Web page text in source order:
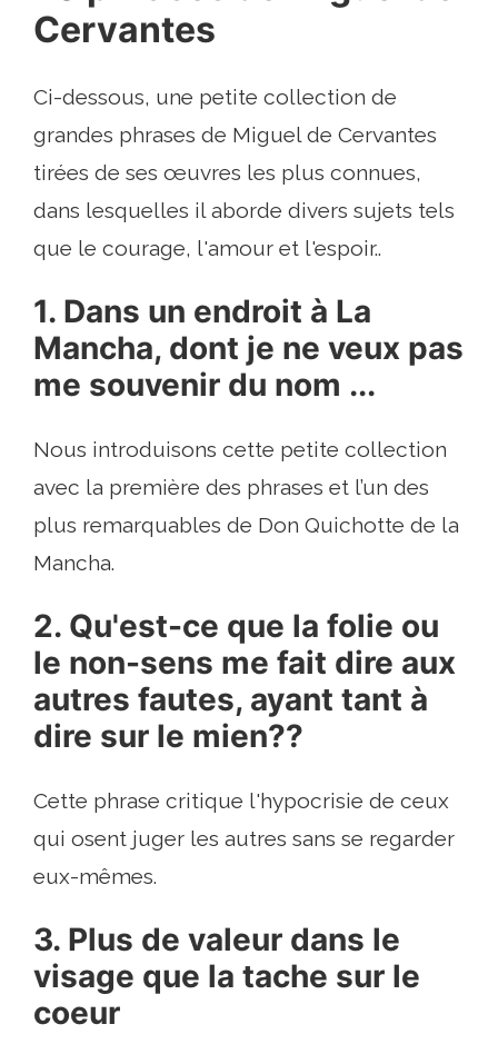
Cervantes
Ci-dessous, une petite collection de
grandes phrases de Miguel de Cervantes
tirées de ses œuvres les plus connues,
dans lesquelles il aborde divers sujets tels
que le courage, l'amour et l'espoir..
1. Dans un endroit à La
Mancha, dont je ne veux pas
me souvenir du nom ...
Nous introduisons cette petite collection
avec la première des phrases et l’un des
plus remarquables de Don Quichotte de la
Mancha.
2. Qu'est-ce que la folie ou
le non-sens me fait dire aux
autres fautes, ayant tant à
dire sur le mien??
Cette phrase critique l'hypocrisie de ceux
qui osent juger les autres sans se regarder
eux-mêmes.
3. Plus de valeur dans le
visage que la tache sur le
coeur